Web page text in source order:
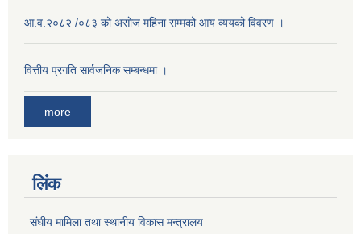
आ.व.२०८२ /०८३ को असाेज महिना सम्मको आय व्ययको विवरण ।
वित्तीय प्रगति सार्वजनिक सम्बन्धमा ।
more
लिंक
संघीय मामिला तथा स्थानीय विकास मन्त्रालय